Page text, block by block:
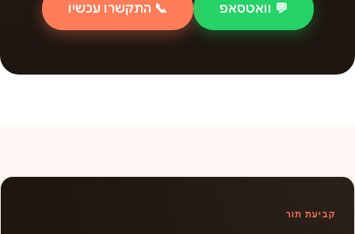
💬 וואטסאפ 📞 התקשרו עכשיו
קביעת תור